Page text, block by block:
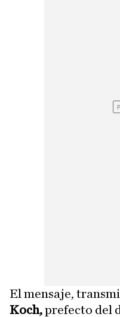
El mensaje,
Koch,prefecto del